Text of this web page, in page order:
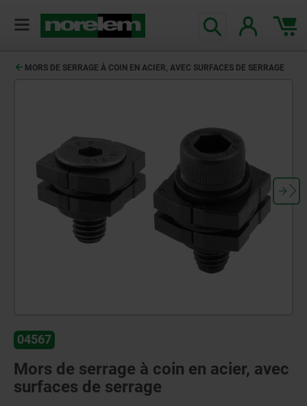
MORS DE SERRAGE À COIN EN ACIER, AVEC SURFACES DE SERRAGE
04567
Mors de serrage à coin en acier, avec
surfaces de serrage